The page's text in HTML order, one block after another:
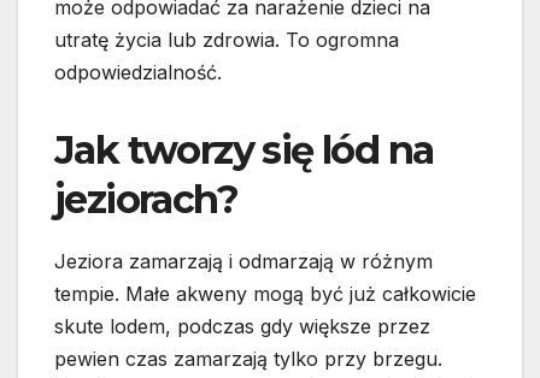
może odpowiadać za narażenie dzieci na
utratę życia lub zdrowia. To ogromna
odpowiedzialność.
Jak tworzy się lód na
jeziorach?
Jeziora zamarzają i odmarzają w różnym
tempie. Małe akweny mogą być już całkowicie
skute lodem, podczas gdy większe przez
pewien czas zamarzają tylko przy brzegu.